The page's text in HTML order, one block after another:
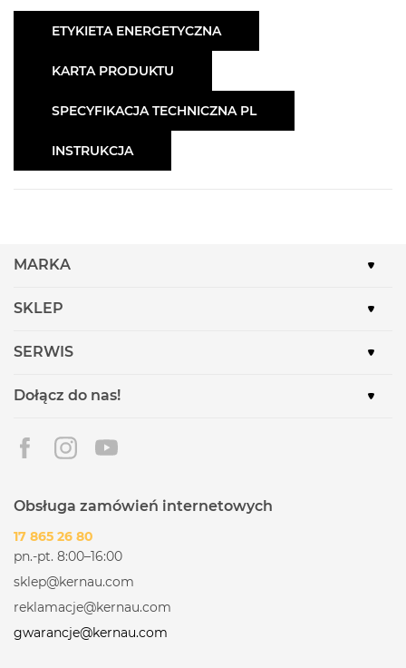
ETYKIETA ENERGETYCZNA
KARTA PRODUKTU
SPECYFIKACJA TECHNICZNA PL
INSTRUKCJA
MARKA
SKLEP
SERWIS
Dołącz do nas!
Obsługa zamówień internetowych
17 865 26 80
pn.-pt. 8:00–16:00
sklep@kernau.com
reklamacje@kernau.com
gwarancje@kernau.com